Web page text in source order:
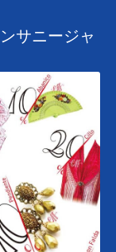
サニージャ